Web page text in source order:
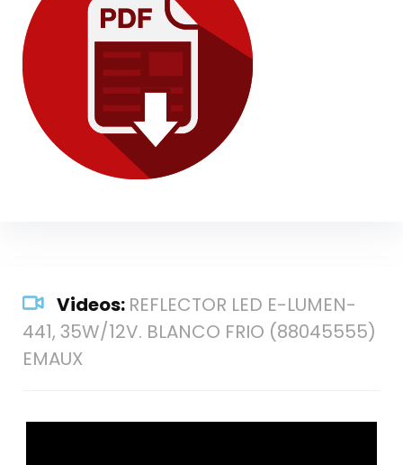
Videos: REFLECTOR LED E-LUMEN-
441, 35W/12V. BLANCO FRIO (88045555)
EMAUX